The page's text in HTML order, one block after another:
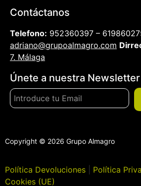
Contáctanos
Telefono: 952360397 –
adriano@grupoalmagro.com
7. Málaga
Únete a nuestra Newsletter
Copyright © 2026 Grupo Almagro
Política Devoluciones Política
Cookies (UE)